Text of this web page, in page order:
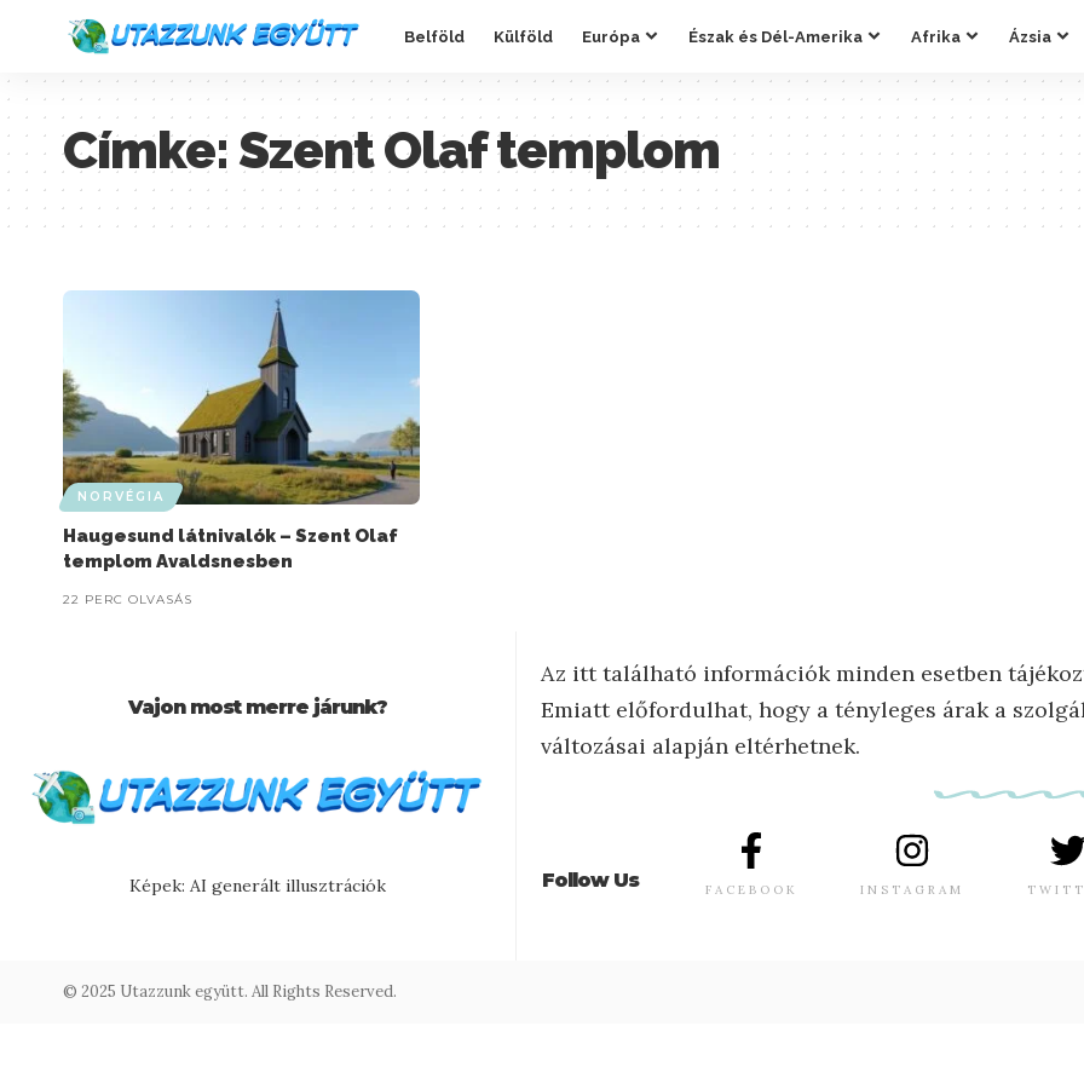
Belföld Külföld Európa Észak és Dél-Amerika Afrika Ázsia
Címke: Szent Olaf templom
NORVÉGIA
Haugesund látnivalók – Szent Olaf
templom Avaldsnesben
22 PERC OLVASÁS
Vajon most merre járunk?
Képek: AI generált illusztrációk
Az itt található információk minden esetben
Emiatt előfordulhat, hogy a tényleges árak a
változásai alapján eltérhetnek.
Follow Us FACEBOOK INSTAGRAM
© 2025 Utazzunk együtt. All Rights Reserved.